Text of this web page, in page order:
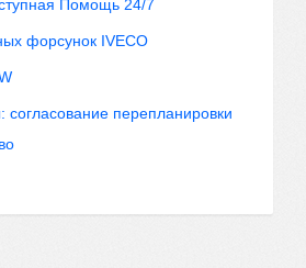
Помощь 24/7
форсунок IVECO
перепланировки